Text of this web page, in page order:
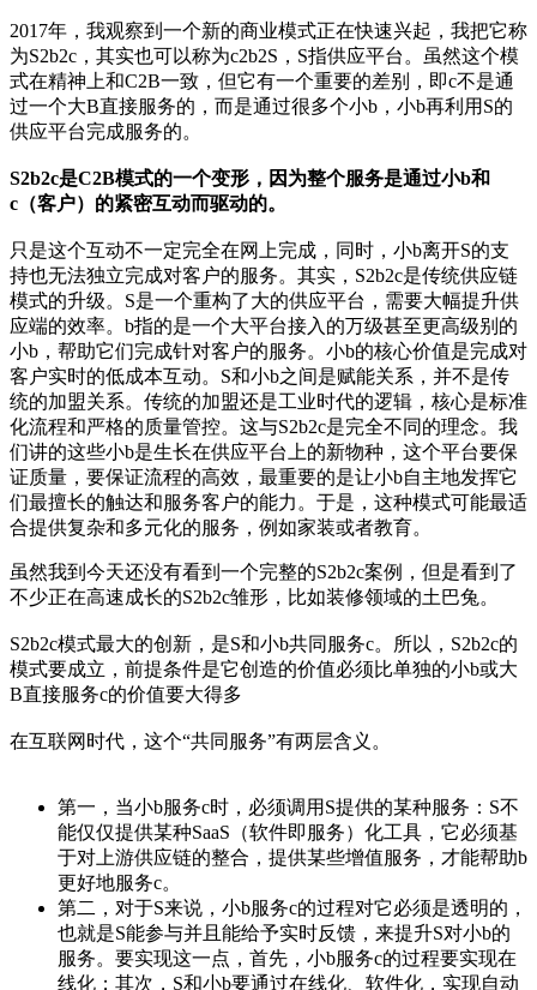
2017年，我观察到一个新的商业模式正在快速兴起，我把它称
为S2b2c，其实也可以称为c2b2S，S指供应平台。虽然这个模
式在精神上和C2B一致，但它有一个重要的差别，即c不是通
过一个大B直接服务的，而是通过很多个小b，小b再利用S的
供应平台完成服务的。
S2b2c是C2B模式的一个变形，因为整个服务是通过小b和
c（客户）的紧密互动而驱动的。
只是这个互动不一定完全在网上完成，同时，小b离开S的支
持也无法独立完成对客户的服务。其实，S2b2c是传统供应链
模式的升级。S是一个重构了大的供应平台，需要大幅提升供
应端的效率。b指的是一个大平台接入的万级甚至更高级别的
小b，帮助它们完成针对客户的服务。小b的核心价值是完成对
客户实时的低成本互动。S和小b之间是赋能关系，并不是传
统的加盟关系。传统的加盟还是工业时代的逻辑，核心是标准
化流程和严格的质量管控。这与S2b2c是完全不同的理念。我
们讲的这些小b是生长在供应平台上的新物种，这个平台要保
证质量，要保证流程的高效，最重要的是让小b自主地发挥它
们最擅长的触达和服务客户的能力。于是，这种模式可能最适
合提供复杂和多元化的服务，例如家装或者教育。
虽然我到今天还没有看到一个完整的S2b2c案例，但是看到了
不少正在高速成长的S2b2c雏形，比如装修领域的土巴兔。
S2b2c模式最大的创新，是S和小b共同服务c。所以，S2b2c的
模式要成立，前提条件是它创造的价值必须比单独的小b或大
B直接服务c的价值要大得多
在互联网时代，这个“共同服务”有两层含义。
第一，当小b服务c时，必须调用S提供的某种服务：S不
能仅仅提供某种SaaS（软件即服务）化工具，它必须基
于对上游供应链的整合，提供某些增值服务，才能帮助b
更好地服务c。
第二，对于S来说，小b服务c的过程对它必须是透明的，
也就是S能参与并且能给予实时反馈，来提升S对小b的
服务。要实现这一点，首先，小b服务c的过程要实现在
线化；其次，S和小b要通过在线化、软件化，实现自动